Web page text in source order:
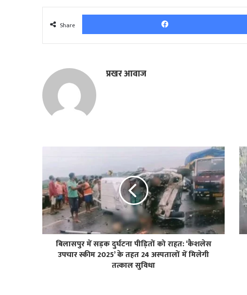
Share
प्रखर आवाज
बिलासपुर में सड़क दुर्घटना पीड़ितों को राहत: ‘कैशलेस
उपचार स्कीम 2025’ के तहत 24 अस्पतालों में मिलेगी
तत्काल सुविधा